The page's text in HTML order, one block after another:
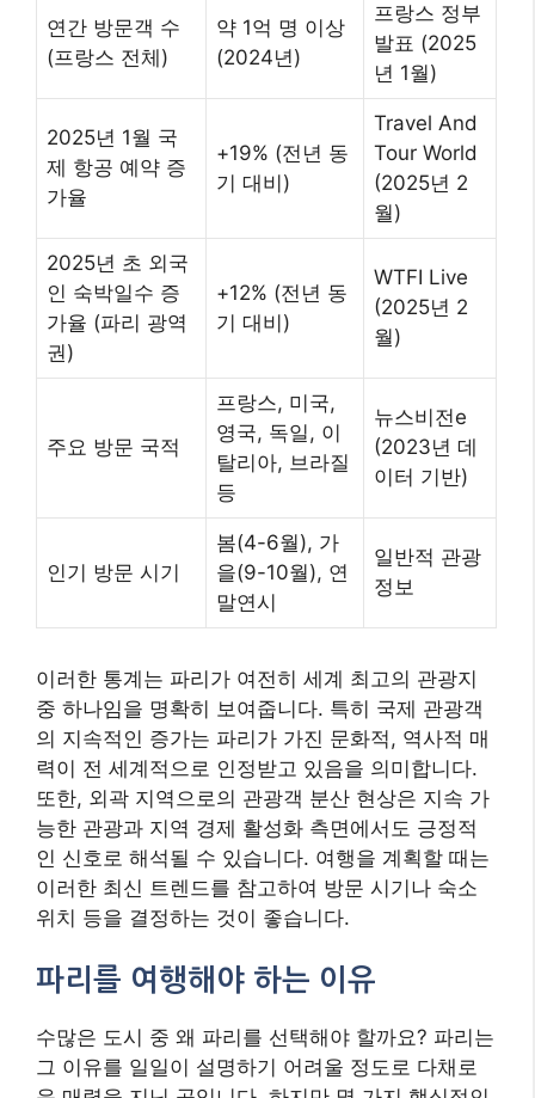
연간 방문객 수
(프랑스 전체)
약 1억 명 이상
(2024년)
프랑스 정부
발표 (2025
년 1월)
2025년 1월 국
제 항공 예약 증
가율
+19% (전년 동
기 대비)
Travel And
Tour World
(2025년 2
월)
2025년 초 외국
인 숙박일수 증
가율 (파리 광역
권)
+12% (전년 동
기 대비)
WTFI Live
(2025년 2
월)
주요 방문 국적
프랑스, 미국,
영국, 독일, 이
탈리아, 브라질
등
뉴스비전e
(2023년 데
이터 기반)
인기 방문 시기
봄(4-6월), 가
을(9-10월), 연
말연시
일반적 관광
정보
이러한 통계는 파리가 여전히 세계 최고의 관광지
중 하나임을 명확히 보여줍니다. 특히 국제 관광객
의 지속적인 증가는 파리가 가진 문화적, 역사적 매
력이 전 세계적으로 인정받고 있음을 의미합니다.
또한, 외곽 지역으로의 관광객 분산 현상은 지속 가
능한 관광과 지역 경제 활성화 측면에서도 긍정적
인 신호로 해석될 수 있습니다. 여행을 계획할 때는
이러한 최신 트렌드를 참고하여 방문 시기나 숙소
위치 등을 결정하는 것이 좋습니다.
파리를 여행해야 하는 이유
수많은 도시 중 왜 파리를 선택해야 할까요? 파리는
그 이유를 일일이 설명하기 어려울 정도로 다채로